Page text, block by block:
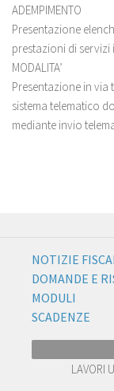
ADEMPIMENTO
Presentazione
prestazioni di
MODALITA’
Presentazione in via
sistema telematico
mediante invio
NOTIZIE
DOMANDE E
MODULI
SCADENZE
LAVORI